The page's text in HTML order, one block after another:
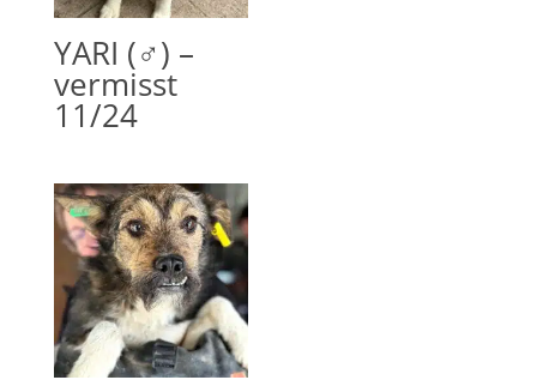
YARI (♂) –
vermisst
11/24